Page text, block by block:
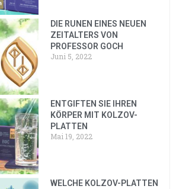
DIE RUNEN EINES NEUEN
ZEITALTERS VON
PROFESSOR GOCH
Juni 5, 2022
ENTGIFTEN SIE IHREN
KÖRPER MIT KOLZOV-
PLATTEN
Mai 19, 2022
WELCHE KOLZOV-PLATTEN